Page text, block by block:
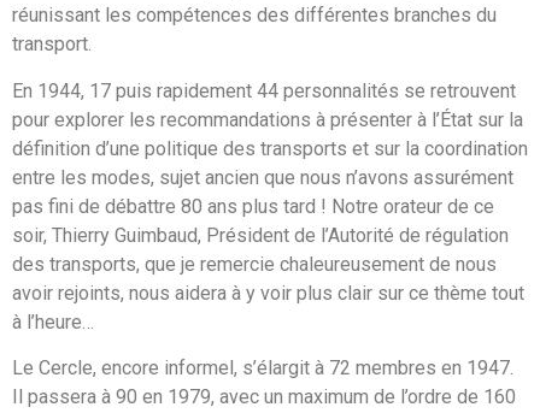
réunissant les compétences des différentes branches du
transport.
En 1944, 17 puis rapidement 44 personnalités se retrouvent
pour explorer les recommandations à présenter à l’État sur la
définition d’une politique des transports et sur la coordination
entre les modes, sujet ancien que nous n’avons assurément
pas fini de débattre 80 ans plus tard ! Notre orateur de ce
soir, Thierry Guimbaud, Président de l’Autorité de régulation
des transports, que je remercie chaleureusement de nous
avoir rejoints, nous aidera à y voir plus clair sur ce thème tout
à l’heure…
Le Cercle, encore informel, s’élargit à 72 membres en 1947.
Il passera à 90 en 1979, avec un maximum de l’ordre de 160